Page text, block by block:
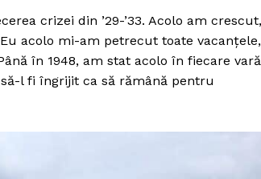
crizei din ’29-’33. Acolo am crescut,
acolo mi-am petrecut toate vacanţele,
în 1948, am stat acolo în fiecare
l fi îngrijit ca să rămână pentru